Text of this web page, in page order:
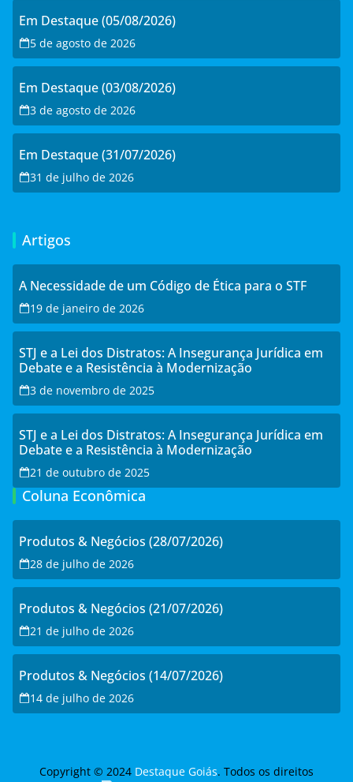
Em Destaque (05/08/2026)
5 de agosto de 2026
Em Destaque (03/08/2026)
3 de agosto de 2026
Em Destaque (31/07/2026)
31 de julho de 2026
Artigos
A Necessidade de um Código de Ética para o STF
19 de janeiro de 2026
STJ e a Lei dos Distratos: A Insegurança Jurídica em
Debate e a Resistência à Modernização
3 de novembro de 2025
STJ e a Lei dos Distratos: A Insegurança Jurídica em
Debate e a Resistência à Modernização
21 de outubro de 2025
Coluna Econômica
Produtos & Negócios (28/07/2026)
28 de julho de 2026
Produtos & Negócios (21/07/2026)
21 de julho de 2026
Produtos & Negócios (14/07/2026)
14 de julho de 2026
Copyright © 2024 Destaque Goiás. Todos os direitos